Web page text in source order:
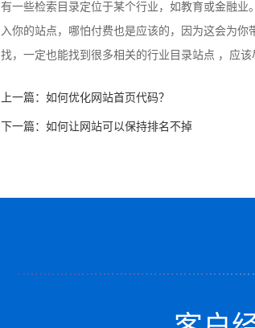
有一些检索目录定位于某个行业，如教育或金融
入你的站点，哪怕付费也是应该的，因为这会为
找，一定也能找到很多相关的行业目录站点 ，应该
上一篇： 如何优化网站首页代码？
下一篇： 如何让网站可以保持排名不掉